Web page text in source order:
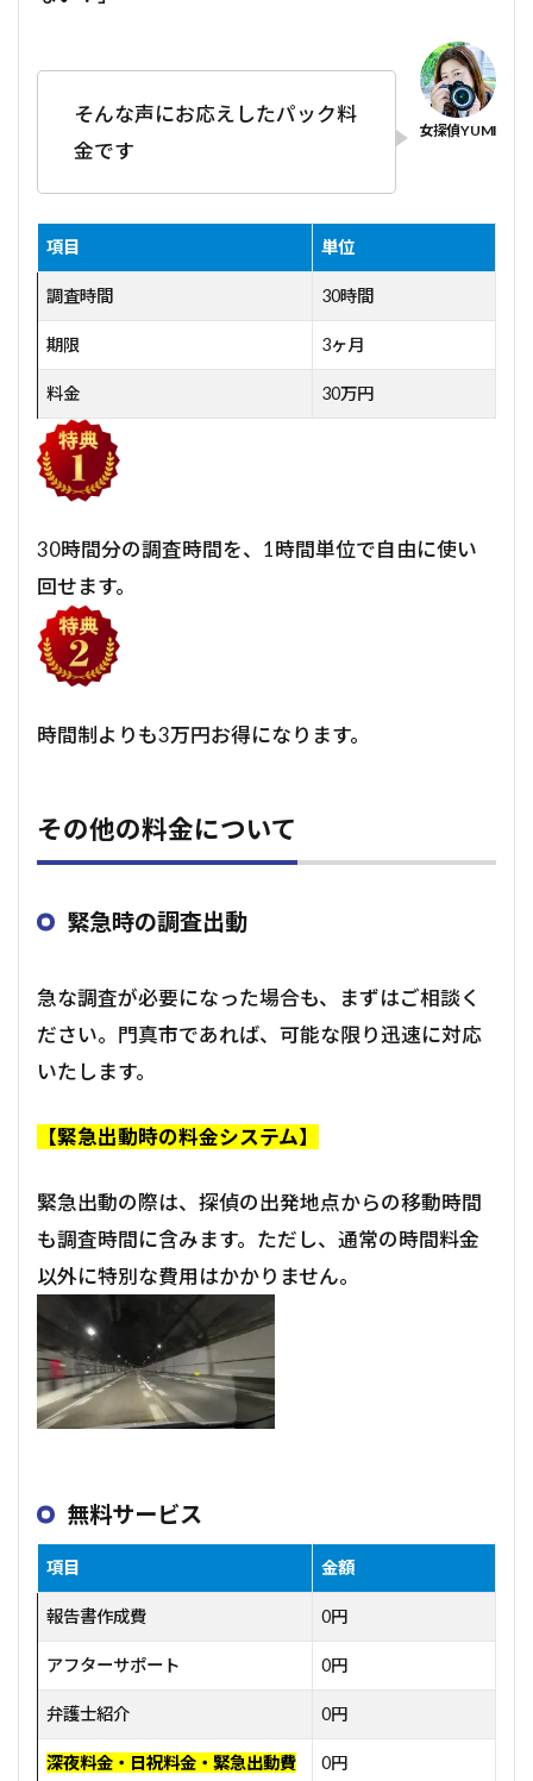
そんな声にお応えしたパック料
金です
項目 単位
調査時間 30時間
期限 3ヶ月
料金 30万円
30時間分の調査時間を、1時間単位で自由に使い
回せます。
時間制よりも3万円お得になります。
その他の料金について
緊急時の調査出動
急な調査が必要になった場合も、まずはご相談く
ださい。門真市であれば、可能な限り迅速に対応
いたします。
【緊急出動時の料金システム】
緊急出動の際は、探偵の出発地点からの移動時間
も調査時間に含みます。ただし、通常の時間料金
以外に特別な費用はかかりません。
無料サービス
項目 金額
報告書作成費 0円
アフターサポート 0円
弁護士紹介 0円
深夜料金・日祝料金・緊急出動費 0円